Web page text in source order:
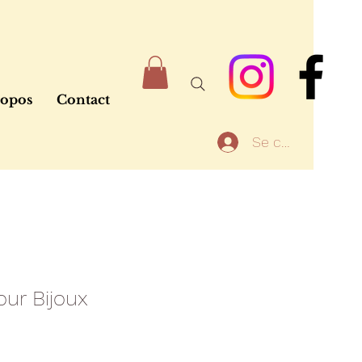
Contact
Se connecter
Bijoux